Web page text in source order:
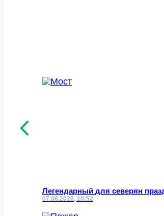
Легендарный для северян
07.08.2026, 10:52